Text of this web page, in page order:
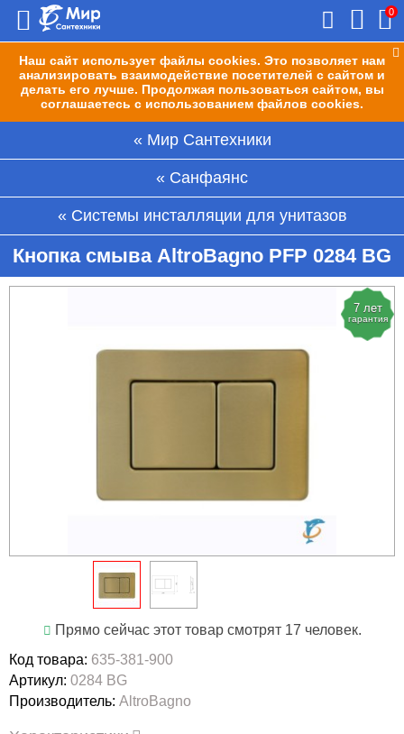
Наш сайт использует файлы cookies. Это позволяет нам
анализировать взаимодействие посетителей с сайтом и
делать его лучше. Продолжая пользоваться сайтом, вы
соглашаетесь с использованием файлов cookies.
0
Мир Сантехники
Санфаянс
Системы инсталляции для унитазов
Кнопка смыва AltroBagno PFP 0284 BG
7 лет
гарантия
Прямо сейчас этот товар смотрят 17 человек.
Код товара: 635-381-900
Артикул: 0284 BG
Производитель: AltroBagno